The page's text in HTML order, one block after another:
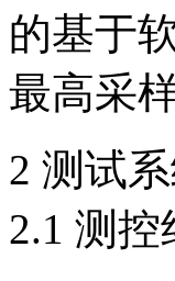
的基于
最高采
2 测试
2.1 测